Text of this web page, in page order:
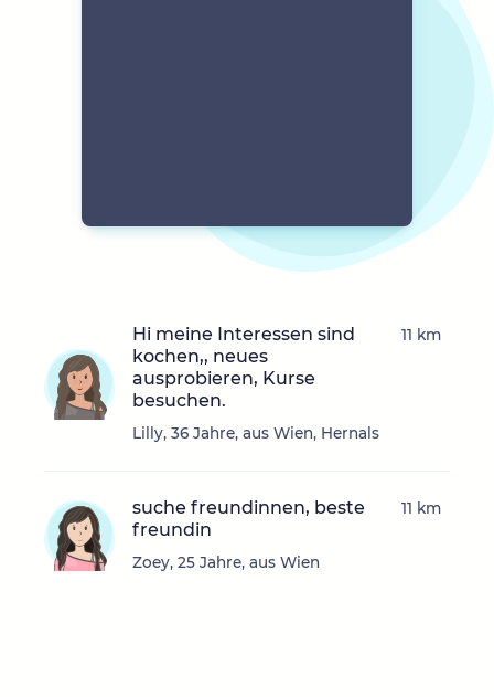
Hi meine Interessen sind
kochen,, neues
ausprobieren, Kurse
besuchen.
Lilly, 36 Jahre, aus Wien, Hernals
11 km
suche freundinnen, beste
freundin
Zoey, 25 Jahre, aus Wien
11 km